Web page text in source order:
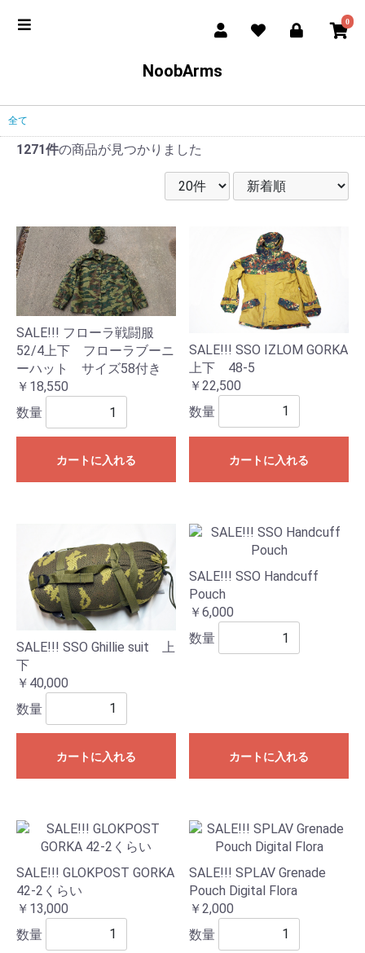
0
NoobArms
全て
1271件の商品が見つかりました
SALE!!! フローラ戦闘服
52/4上下 フローラブーニ
ーハット サイズ58付き
￥18,550
数量
カートに入れる
SALE!!! SSO IZLOM GORKA
上下 48-5
￥22,500
数量
カートに入れる
SALE!!! SSO Ghillie suit 上
下
￥40,000
数量
カートに入れる
SALE!!! SSO Handcuff
Pouch
￥6,000
数量
カートに入れる
SALE!!! GLOKPOST GORKA
42-2くらい
￥13,000
数量
SALE!!! SPLAV Grenade
Pouch Digital Flora
￥2,000
数量